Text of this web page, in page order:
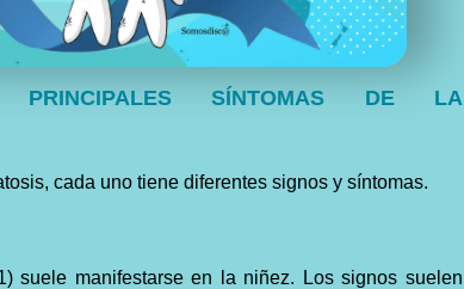
SÍNTOMAS DE LA
cada uno tiene diferentes signos y síntomas.
suele manifestarse en la niñez. Los signos suelen